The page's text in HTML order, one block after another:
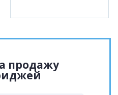
продажу